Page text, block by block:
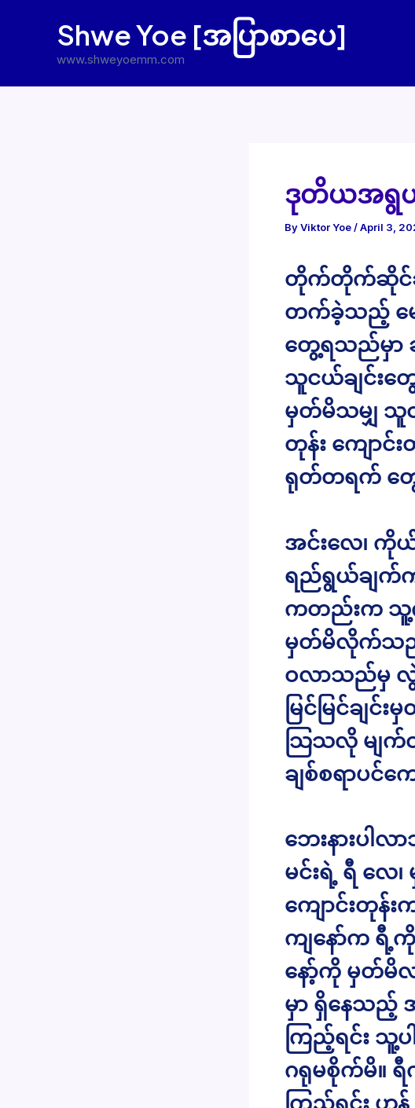
Shwe Yoe [အပြာစာပေ]
www.shweyoemm.com
ဒုတိယအရွ
ByViktor Yoe/April 3,
တိုက်တိုက်ဆိုင်ဆိုင်
တက်ခဲ့သည့် မေ
တွေ့ရသည်မှာ
သူငယ်ချင်းတွ
မှတ်မိသမျှ သူ
တုန်း ကျော
ရုတ်တရက်
အင်းလေ၊ ကို
ရည်ရွယ်ချက်
ကတည်းက သူ့ကို
မှတ်မိလိုက်သည်။
ဝလာသည်မှ
မြင်မြင်ချ
သြသလို မျက်
ချစ်စရာပင်က
ဘေးနားပါ
မင်းရဲ့ ရီ လေ
ကျောင်းတုန်
ကျနော်က ရီ့ကို
နော့်ကို မှတ်မိလ
မှာ ရှိနေသည့်
ကြည့်ရင်း သူ့
ဂရုမစိုက်မိ။ ရီ
ကြည့်ရင်း ဟွ